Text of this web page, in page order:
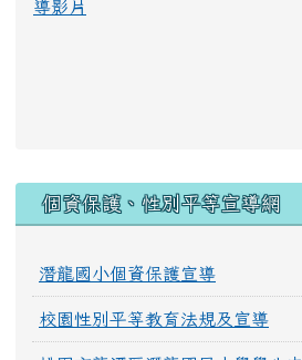
導影片
個資保護、性別平等宣導網
潛龍國小個資保護宣導
校園性別平等教育法規及宣導